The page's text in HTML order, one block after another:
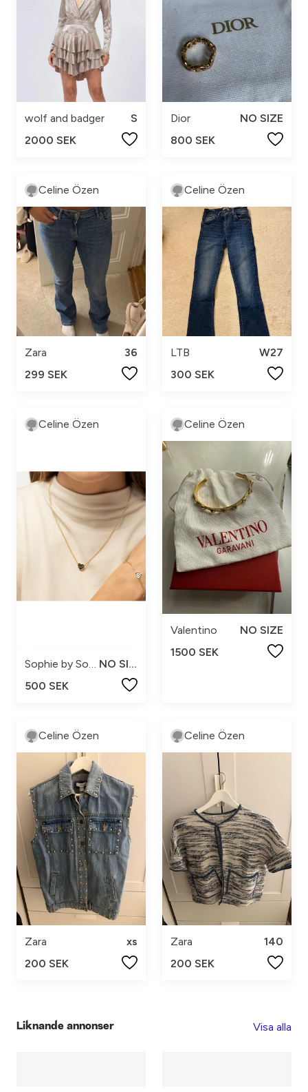
wolf and badger
S
2000 SEK
Dior
NO SIZE
800 SEK
Celine Özen
Zara
36
299 SEK
Celine Özen
LTB
W27
300 SEK
Celine Özen
Sophie by Sophie
NO SIZE
500 SEK
Celine Özen
Valentino
NO SIZE
1500 SEK
Celine Özen
Zara
xs
200 SEK
Celine Özen
Zara
140
200 SEK
Liknande annonser Visa alla